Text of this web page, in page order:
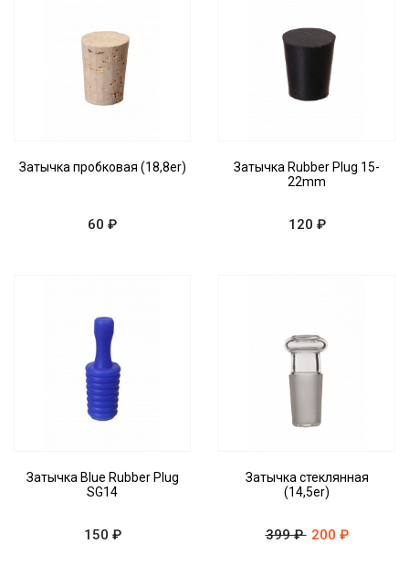
Затычка пробковая (18,8er)
60 ₽
Затычка Rubber Plug 15-
22mm
120 ₽
Затычка Blue Rubber Plug
SG14
150 ₽
Затычка стеклянная
(14,5er)
399 ₽ 200 ₽